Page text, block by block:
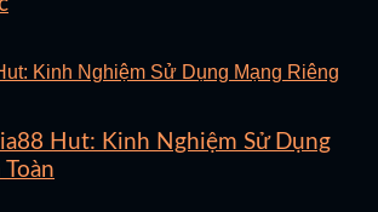
Hut: Kinh Nghiệm Sử Dụng